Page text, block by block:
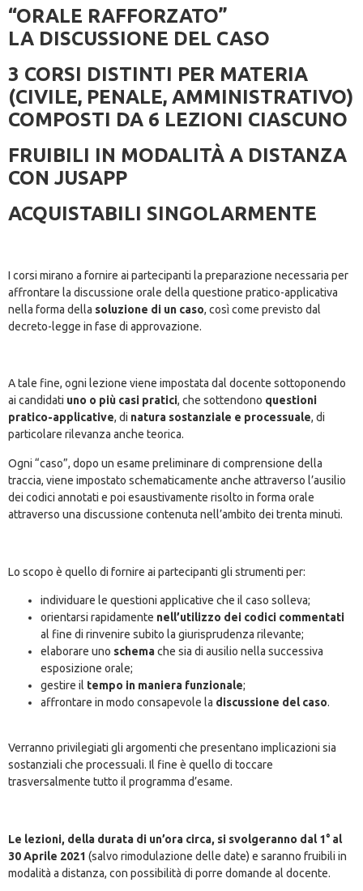
“ORALE RAFFORZATO”
LA DISCUSSIONE DEL CASO
3 CORSI DISTINTI PER MATERIA
(CIVILE, PENALE, AMMINISTRATIVO)
COMPOSTI DA 6 LEZIONI CIASCUNO
FRUIBILI IN MODALITÀ A DISTANZA
CON JUSAPP
ACQUISTABILI SINGOLARMENTE
I corsi mirano a fornire ai partecipanti la preparazione necessaria per
affrontare la discussione orale della questione pratico-applicativa
nella forma della soluzione di un caso, così come previsto dal
decreto-legge in fase di approvazione.
A tale fine, ogni lezione viene impostata dal docente sottoponendo
ai candidati uno o più casi pratici, che sottendono questioni
pratico-applicative, di natura sostanziale e processuale, di
particolare rilevanza anche teorica.
Ogni “caso”, dopo un esame preliminare di comprensione della
traccia, viene impostato schematicamente anche attraverso l’ausilio
dei codici annotati e poi esaustivamente risolto in forma orale
attraverso una discussione contenuta nell’ambito dei trenta minuti.
Lo scopo è quello di fornire ai partecipanti gli strumenti per:
individuare le questioni applicative che il caso solleva;
orientarsi rapidamente nell’utilizzo dei codici commentati
al fine di rinvenire subito la giurisprudenza rilevante;
elaborare uno schemache sia di ausilio nella successiva
esposizione orale;
gestire il tempo in maniera funzionale;
affrontare in modo consapevole la discussione del caso.
Verranno privilegiati gli argomenti che presentano implicazioni sia
sostanziali che processuali. Il fine è quello di toccare
trasversalmente tutto il programma d’esame.
Le lezioni, della durata di un’ora circa, si svolgeranno dal 1° al
30 Aprile 2021 (salvo rimodulazione delle date) e saranno fruibili in
modalità a distanza, con possibilità di porre domande al docente.